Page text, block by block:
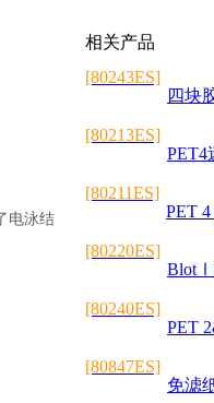
电泳结
相关产品
[80243ES]
四块
[80213ES]
PET4
[80211ES]
PET
[80220ES]
BlotⅠ
[80240ES]
PET
[80847ES]
免滤